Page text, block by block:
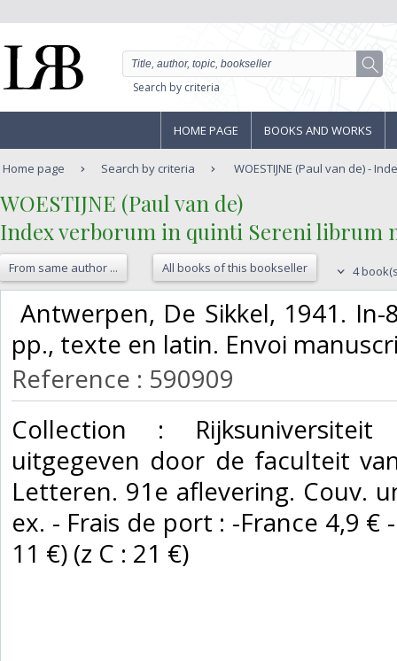
Search by criteria
HOME PAGE BOOKS AND WORKS
Home page Search by criteria WOESTIJNE (Paul van de) -
‎WOESTIJNE (Paul van de)‎
‎Index verborum in quinti Sereni librum
From same author ... All books of this bookseller 4
Antwerpen, De Sikkel, 1941.
pp., texte en latin. Envoi
Reference : 590909
‎Collection :
uitgegeven door de faculteit
Letteren. 91e aflevering. Couv.
ex. - Frais de port : -France 4,9 €
11 €) (z C : 21 €) ‎